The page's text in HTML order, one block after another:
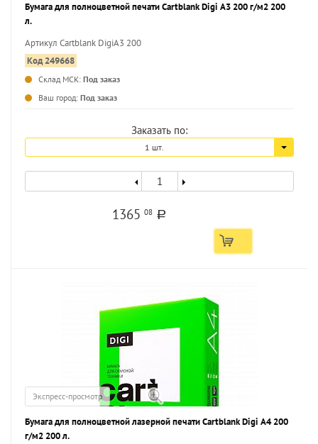
Бумага для полноцветной печати Cartblank Digi А3 200 г/м2 200
л.
Артикул Cartblank DigiA3 200
Код 249668
Склад МСК: Под заказ
Ваш город: Под заказ
Заказать по:
1 шт.
136508 a
Экспресс-просмотр
Бумага для полноцветной лазерной печати Cartblank Digi А4 200
г/м2 200 л.